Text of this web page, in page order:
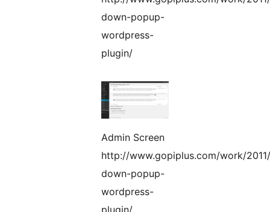
down-popup-
wordpress-
plugin/
Admin Screen
http://www.gopiplus.com/work/
down-popup-
wordpress-